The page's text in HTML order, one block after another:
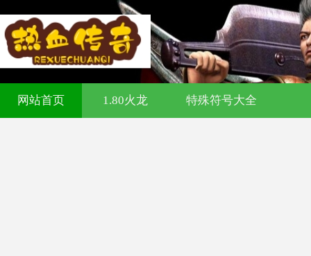
321cq传奇发布网-今日新开传奇私服-
网站首页 1.80火龙 特殊符号大全